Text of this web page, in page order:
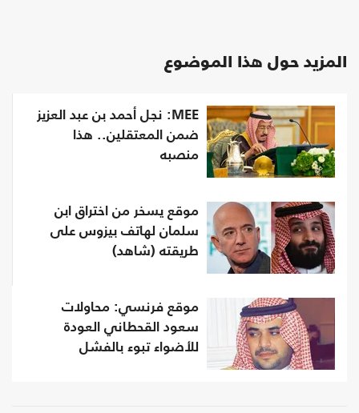
المزيد حول هذا الموضوع
MEE: نجل أحمد بن عبد العزيز
ضمن المعتقلين.. هذا
منصبه
موقع يسخر من اختراق ابن
سلمان لهاتف بيزوس على
طريقته (شاهد)
موقع فرنسي: محاولات
سعود القحطاني العودة
للأضواء تبوء بالفشل